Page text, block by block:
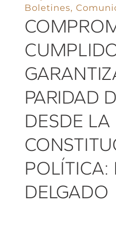
Boletines,
PARIDAD
DESDE LA
POLÍTICA:
DELGADO